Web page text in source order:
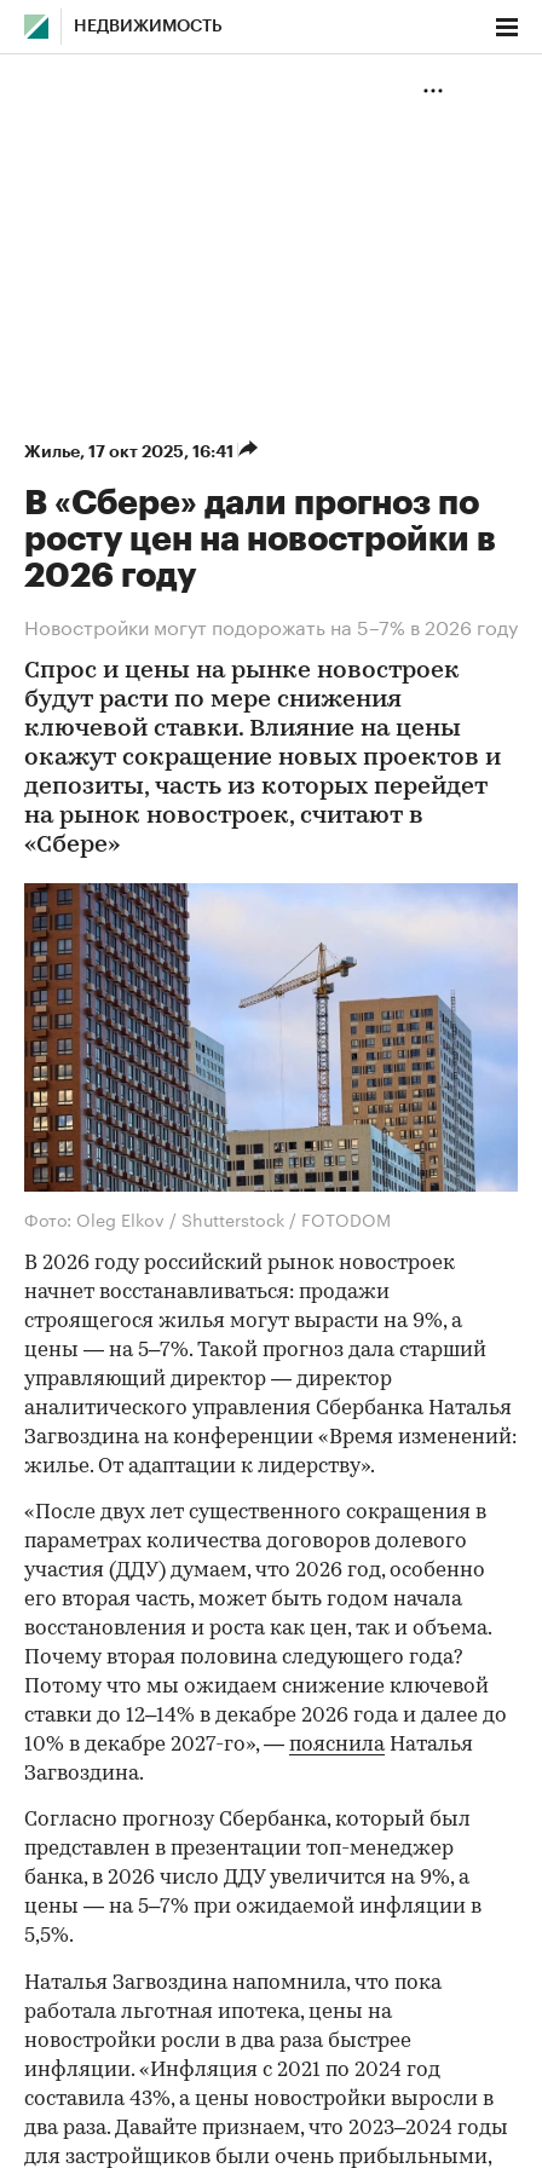
НЕДВИЖИМОСТЬ
Жилье⁠, 17 окт 2025, 16:41
В «Сбере» дали прогноз по
росту цен на новостройки в
2026 году
Новостройки могут подорожать на 5–7% в 2026 году
Спрос и цены на рынке новостроек
будут расти по мере снижения
ключевой ставки. Влияние на цены
окажут сокращение новых проектов и
депозиты, часть из которых перейдет
на рынок новостроек, считают в
«Сбере»
Фото: Oleg Elkov / Shutterstock / FOTODOM
В 2026 году российский рынок новостроек
начнет восстанавливаться: продажи
строящегося жилья могут вырасти на 9%, а
цены — на 5–7%. Такой прогноз дала старший
управляющий директор — директор
аналитического управления Сбербанка Наталья
Загвоздина на конференции «Время изменений:
жилье. От адаптации к лидерству».
«После двух лет существенного сокращения в
параметрах количества договоров долевого
участия (ДДУ) думаем, что 2026 год, особенно
его вторая часть, может быть годом начала
восстановления и роста как цен, так и объема.
Почему вторая половина следующего года?
Потому что мы ожидаем снижение ключевой
ставки до 12–14% в декабре 2026 года и далее до
10% в декабре 2027-го», — пояснилаНаталья
Загвоздина.
Согласно прогнозу Сбербанка, который был
представлен в презентации топ-менеджер
банка, в 2026 число ДДУ увеличится на 9%, а
цены — на 5–7% при ожидаемой инфляции в
5,5%.
Наталья Загвоздина напомнила, что пока
работала льготная ипотека, цены на
новостройки росли в два раза быстрее
инфляции. «Инфляция с 2021 по 2024 год
составила 43%, а цены новостройки выросли в
два раза. Давайте признаем, что 2023–2024 годы
для застройщиков были очень прибыльными,